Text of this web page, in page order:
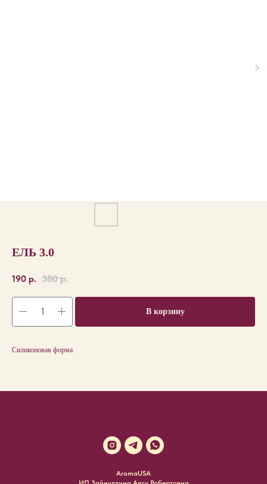
ЕЛЬ 3.0
190 р. 380 р.
В корзину
Силиконовая форма
AromaUSA